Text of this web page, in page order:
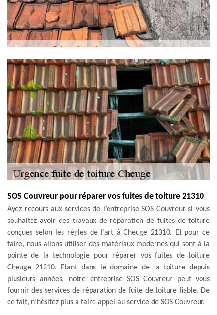
SOS Couvreur pour réparer vos fuites de toiture 21310
Ayez recours aux services de l’entreprise SOS Couvreur si vous
souhaitez avoir des travaux de réparation de fuites de toiture
conçues selon les règles de l’art à Cheuge 21310. Et pour ce
faire, nous allons utiliser des matériaux modernes qui sont à la
pointe de la technologie pour réparer vos fuites de toiture
Cheuge 21310. Etant dans le domaine de la toiture depuis
plusieurs années, notre entreprise SOS Couvreur peut vous
fournir des services de réparation de fuite de toiture fiable. De
ce fait, n’hésitez plus à faire appel au service de SOS Couvreur.